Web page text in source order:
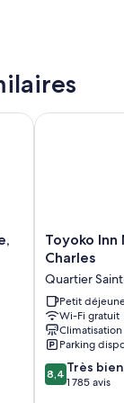
Vieux Port
Toyoko
Inn
Saint
Charles
Quartier
Saint-
Charles
Toyoko Inn
Charles
Quartier
Petit
Wi-Fi gratuit
Climatisation
Parking
8.4
sur
8,4 Très bien
1 785 avis
Toyoko Inn